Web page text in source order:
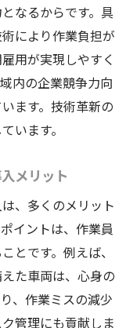
なるからです。具
により作業負担が
用が実現しやすく
内の企業競争力向
ます。技術革新の
います。
メリット
、多くのメリット
イントは、作業員
とです。例えば、
た車両は、心身の
、作業ミスの減少
管理にも貢献しま